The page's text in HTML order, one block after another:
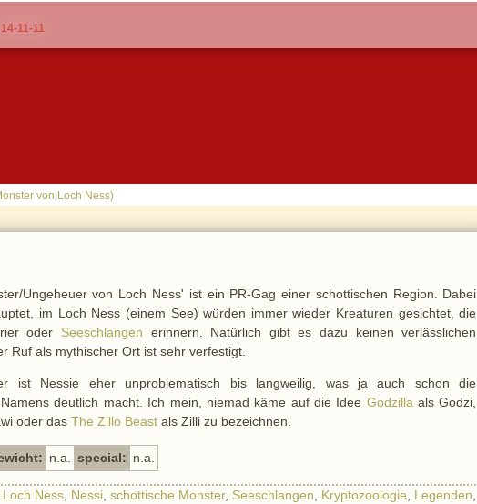
11-11
von Loch Ness)
Ungeheuer von Loch Ness' ist ein PR-Gag einer schottischen Region. Dabei
im Loch Ness (einem See) würden immer wieder Kreaturen gesichtet, die
oder Seeschlangen erinnern. Natürlich gibt es dazu keinen verlässlichen
Ruf als mythischer Ort ist sehr verfestigt.
ist Nessie eher unproblematisch bis langweilig, was ja auch schon die
deutlich macht. Ich mein, niemad käme auf die Idee Godzillaals Godzi,
oder dasThe Zillo Beast als Zilli zu bezeichnen.
n.a. special: n.a.
Loch Ness, Nessi,schottische Monster, Seeschlangen, Kryptozoologie, Legenden,